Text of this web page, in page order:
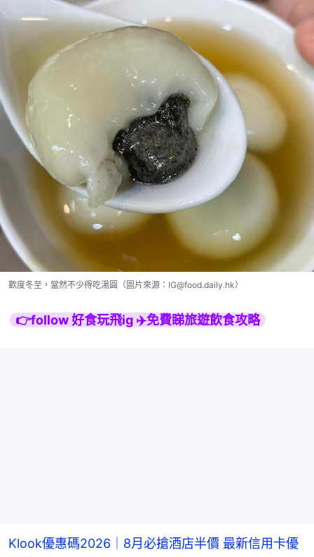
歡度冬至，當然不少得吃湯圓（圖片來源：IG@food.daily.hk）
👉follow 好食玩飛ig ✈️免費睇旅遊飲食攻略
Klook優惠碼2026｜8月必搶酒店半價 最新信用卡優